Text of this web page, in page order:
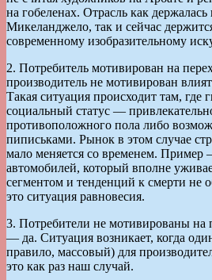
на гобеленах. Отрасль как
Микеланджело, так и сейчас
современному изобразительному
2. Потребитель мотивирован на
производитель не мотивирован
Такая ситуация происходит там, где
социальный статус —
противоположного пола либо
пиписьками. Рынок в этом случае
мало меняется со временем.
автомобилей, который вполне
сегментом и тенденций к смерти не
это ситуация равновесия.
3. Потребители не мотивированы на
— да. Ситуация возникает, когда
правило, массовый) для
это как раз наш случай.